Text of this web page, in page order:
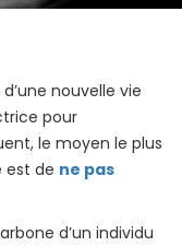
nouvelle vie
pour
le moyen le plus
est de ne pas
d’un individu